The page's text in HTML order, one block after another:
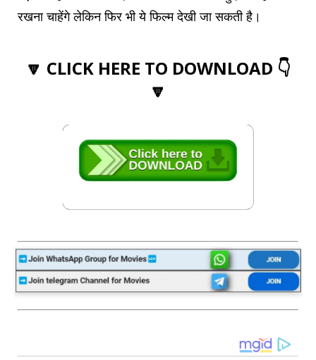
रखना चाहेंगे लेकिन फिर भी ये फिल्म देखी जा सकती है।
🔽 CLICK HERE TO DOWNLOAD 👇
🔽